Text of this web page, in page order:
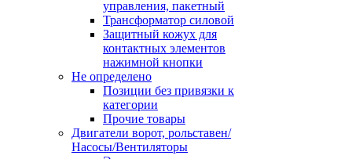
управления, пакетный
Трансформатор силовой
Защитный кожух для
контактных элементов
нажимной кнопки
Не определено
Позиции без привязки к
категории
Прочие товары
Двигатели ворот, рольставен/
Насосы/Вентиляторы